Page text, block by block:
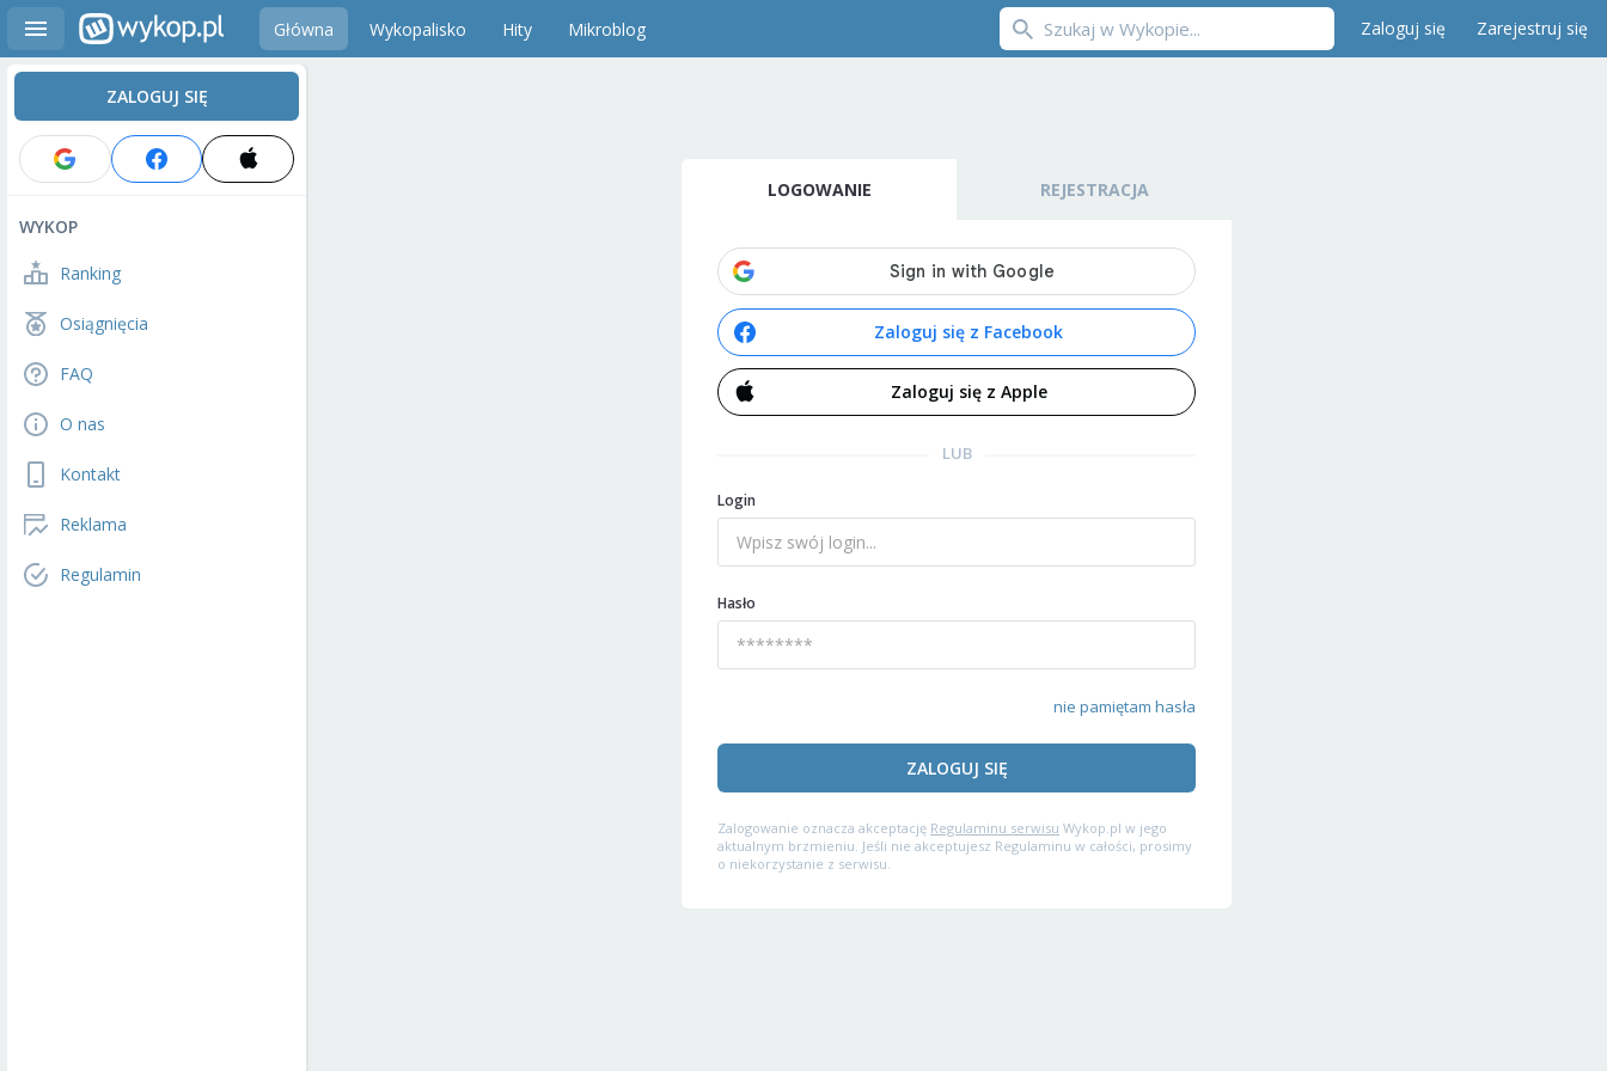
Główna Wykopalisko Hity Mikroblog Zaloguj się Zarejestruj się
ZALOGUJ SIĘ
WYKOP
Ranking
Osiągnięcia
FAQ
O nas
Kontakt
Reklama
Regulamin
LOGOWANIE REJESTRACJA
Zaloguj się z Facebook
Zaloguj się z Apple
LUB
Login
Hasło
nie pamiętam hasła
ZALOGUJ SIĘ
Zalogowanie oznacza akceptację Regulaminu serwisu Wykop.pl w jego
aktualnym brzmieniu. Jeśli nie akceptujesz Regulaminu w całości, prosimy
o niekorzystanie z serwisu.